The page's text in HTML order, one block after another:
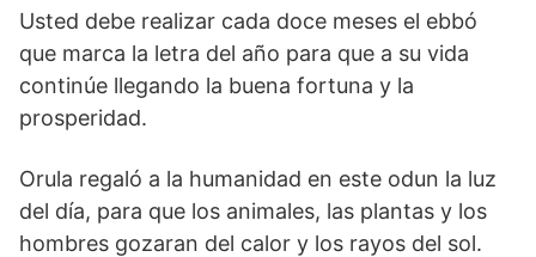
Usted debe realizar cada doce meses el ebbó
que marca la letra del año para que a su vida
continúe llegando la buena fortuna y la
prosperidad.
Orula regaló a la humanidad en este odun la luz
del día, para que los animales, las plantas y los
hombres gozaran del calor y los rayos del sol.